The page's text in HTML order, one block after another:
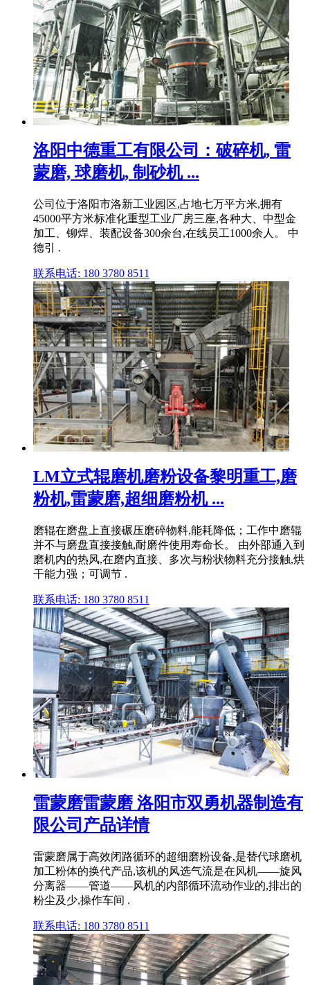
洛阳中德重工有限公司：破碎机, 雷
蒙磨, 球磨机, 制砂机 ...
公司位于洛阳市洛新工业园区,占地七万平方米,拥有
45000平方米标准化重型工业厂房三座,各种大、中型金
加工、铆焊、装配设备300余台,在线员工1000余人。 中
德引 .
联系电话: 180 3780 8511
LM立式辊磨机磨粉设备黎明重工,磨
粉机,雷蒙磨,超细磨粉机 ...
磨辊在磨盘上直接碾压磨碎物料,能耗降低；工作中磨辊
并不与磨盘直接接触,耐磨件使用寿命长。 由外部通入到
磨机内的热风,在磨内直接、多次与粉状物料充分接触,烘
干能力强；可调节 .
联系电话: 180 3780 8511
雷蒙磨雷蒙磨 洛阳市双勇机器制造有
限公司产品详情
雷蒙磨属于高效闭路循环的超细磨粉设备,是替代球磨机
加工粉体的换代产品,该机的风选气流是在风机——旋风
分离器——管道——风机的内部循环流动作业的,排出的
粉尘及少,操作车间 .
联系电话: 180 3780 8511